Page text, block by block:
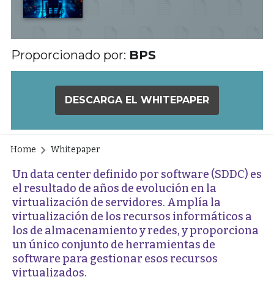
Proporcionado por: BPS
DESCARGA EL WHITEPAPER
Home Whitepaper
Un data center definido por software (SDDC) es
el resultado de años de evolución en la
virtualización de servidores. Amplía la
virtualización de los recursos informáticos a
los de almacenamiento y redes, y proporciona
un único conjunto de herramientas de
software para gestionar esos recursos
virtualizados.